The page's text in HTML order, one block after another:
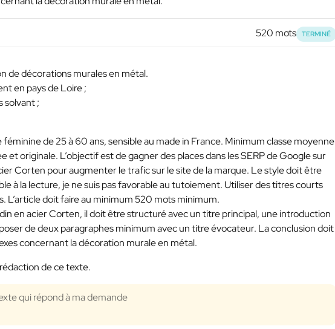
520 mots TERMINÉ
de décorations murales en métal.
en pays de Loire ;
solvant ;
féminine de 25 à 60 ans, sensible au made in France. Minimum classe moyenne
et originale. L’objectif est de gagner des places dans les SERP de Google sur
Corten pour augmenter le trafic sur le site de la marque. Le style doit être
à la lecture, je ne suis pas favorable au tutoiement. Utiliser des titres courts
L’article doit faire au minimum 520 mots minimum.
en acier Corten, il doit être structuré avec un titre principal, une introduction
de deux paragraphes minimum avec un titre évocateur. La conclusion doit
concernant la décoration murale en métal.
de ce texte.
qui répond à ma demande